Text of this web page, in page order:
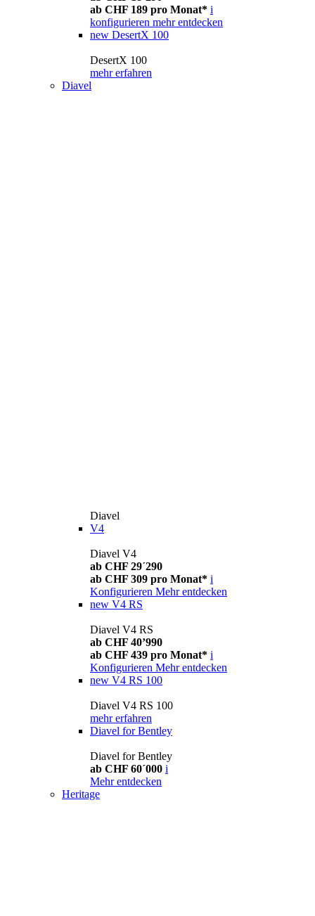
ab CHF 189 pro Monat* i
konfigurieren mehr entdecken
new DesertX 100
DesertX 100
mehr erfahren
Diavel
Diavel
V4
Diavel V4
ab CHF 29´290
ab CHF 309 pro Monat* i
Konfigurieren Mehr entdecken
new V4 RS
Diavel V4 RS
ab CHF 40’990
ab CHF 439 pro Monat* i
Konfigurieren Mehr entdecken
new V4 RS 100
Diavel V4 RS 100
mehr erfahren
Diavel for Bentley
Diavel for Bentley
ab CHF 60´000 i
Mehr entdecken
Heritage